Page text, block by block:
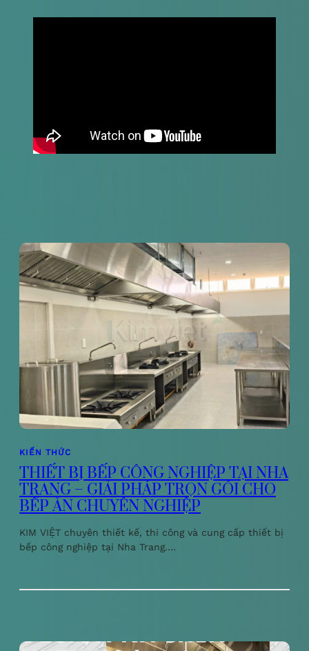
KIẾN THỨC
THIẾT BỊ BẾP CÔNG NGHIỆP TẠI NHA
TRANG – GIẢI PHÁP TRỌN GÓI CHO
BẾP ĂN CHUYÊN NGHIỆP
KIM VIỆT chuyên thiết kế, thi công và cung cấp thiết bị
bếp công nghiệp tại Nha Trang.…